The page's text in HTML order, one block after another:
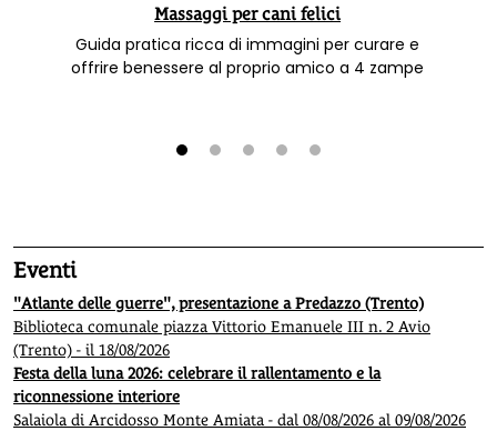
Massaggi per cani felici
Guida pratica ricca di immagini per curare e
offrire benessere al proprio amico a 4 zampe
Eventi
"Atlante delle guerre", presentazione a Predazzo (Trento)
Biblioteca comunale piazza Vittorio Emanuele III n. 2 Avio
(Trento) - il 18/08/2026
Festa della luna 2026: celebrare il rallentamento e la
riconnessione interiore
Salaiola di Arcidosso Monte Amiata - dal 08/08/2026 al 09/08/2026